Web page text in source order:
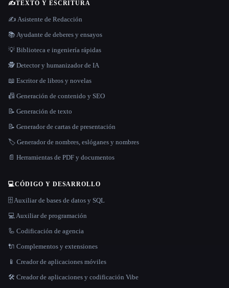
✍️TEXTO Y ESCRITURA
✍️ Asistente de Redacción
📚 Ayudante de deberes y ensayos
💡 Biblioteca e ingeniería rápidas
🕵️ Detector y humanizador de IA
📖 Escritor de libros y novelas
📠 Generación de contenido y SEO
📝 Generación de texto
📝 Generador de cartas de presentación
🏷️ Generador de nombres, eslóganes y nombres
📄 Herramientas de PDF y documentos
💻CÓDIGO Y DESARROLLO
🗄️ Auxiliar de bases de datos y SQL
💻 Auxiliar de programación
🦾 Codificación de agencia
🔌 Complementos y extensiones
📱 Creador de aplicaciones móviles
🛠️ Creador de aplicaciones y codificación Vibe